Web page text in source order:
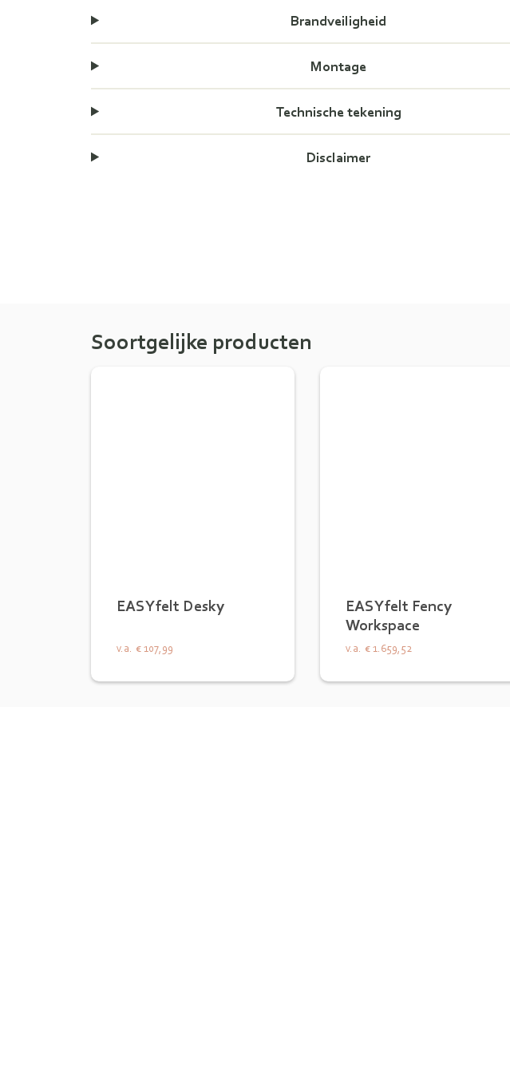
Brandveiligheid
Montage
Technische tekening
Disclaimer
Soortgelijke producten
EASYfelt Desky
v.a. € 107,99
EASYfelt Fency
Workspace
v.a. € 1.659,52